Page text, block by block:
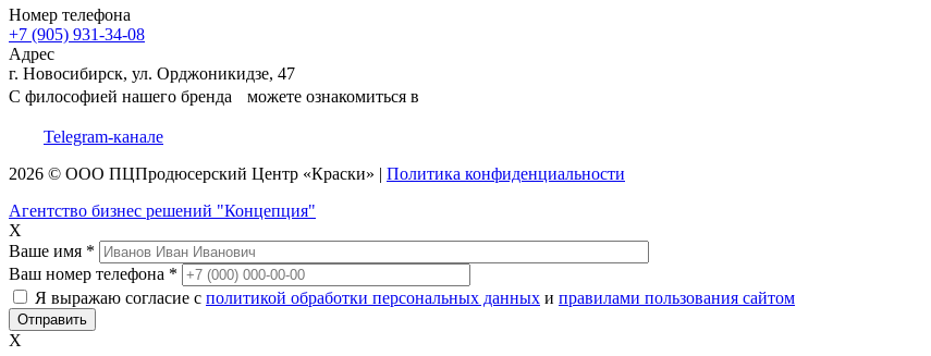
Номер телефона
+7 (905) 931-34-08
Адрес
г. Новосибирск, ул. Орджоникидзе, 47
С философией нашего бренда можете ознакомиться в
Telegram-канале
2026 © ООО ПЦПродюсерский Центр «Краски» | Политика конфиденциальности
Агентство бизнес решений "Концепция"
X
Ваше имя *
Ваш номер телефона *
Я выражаю согласие с политикой обработки персональных данных и правилами пользования сайтом
X